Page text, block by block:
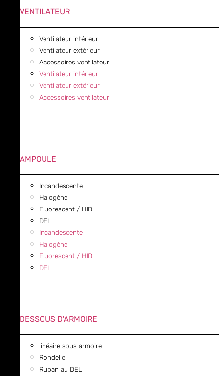
VENTILATEUR
Ventilateur intérieur
Ventilateur extérieur
Accessoires ventilateur
Ventilateur intérieur
Ventilateur extérieur
Accessoires ventilateur
AMPOULE
Incandescente
Halogène
Fluorescent / HID
DEL
Incandescente
Halogène
Fluorescent / HID
DEL
DESSOUS D'ARMOIRE
linéaire sous armoire
Rondelle
Ruban au DEL